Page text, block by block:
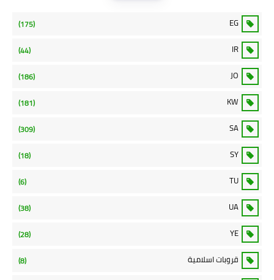
EG
(175)
IR
(44)
JO
(186)
KW
(181)
SA
(309)
SY
(18)
TU
(6)
UA
(38)
YE
(28)
قروبات اسلامية (8)